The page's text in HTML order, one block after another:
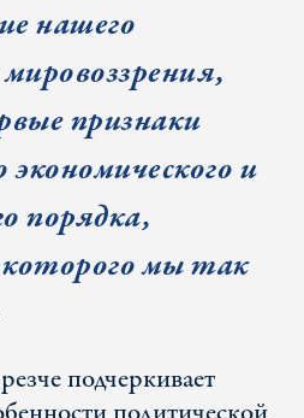
нашего
признаки
и
порядка,
мы так
подчеркивает